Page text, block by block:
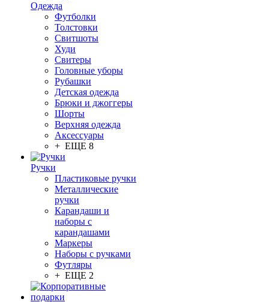
Одежда
Футболки
Толстовки
Свитшоты
Худи
Свитеры
Головные уборы
Рубашки
Детская одежда
Брюки и джоггеры
Шорты
Верхняя одежда
Аксессуары
+ ЕЩЕ 8
Ручки
Пластиковые ручки
Металлические
ручки
Карандаши и
наборы с
карандашами
Маркеры
Наборы с ручками
Футляры
+ ЕЩЕ 2